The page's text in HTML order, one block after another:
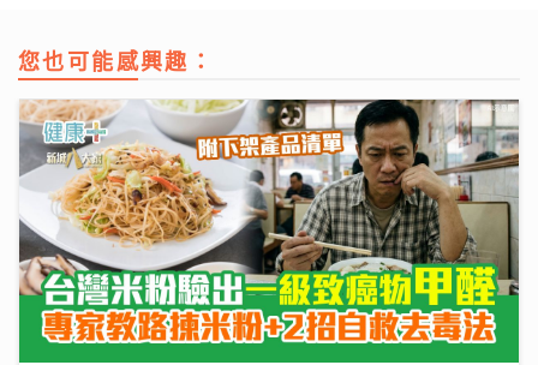
您也可能感興趣：